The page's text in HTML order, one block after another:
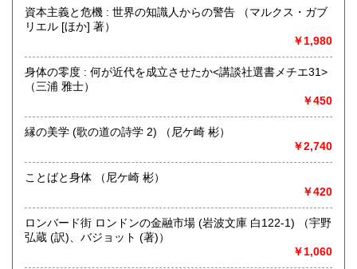
にお問い合わせください。出張費は、無料です。
哲学宗教、歴史、社会科学、自然科学、美術工芸、趣味、外
国書、サブカルチャー、古書一般（その他）
オールジャンル
資本主義と危機 : 世界の知識人からの警告 （マルクス・ガブ
リエル [ほか] 著）
￥1,980
身体の零度 : 何が近代を成立させたか<講談社選書メチエ31>
（三浦 雅士）
￥450
縁の美学 (歌の道の詩学 2) （尼ケ崎 彬）
￥2,740
ことばと身体 （尼ケ崎 彬）
￥420
ロンバード街 ロンドンの金融市場 (岩波文庫 白122-1) （宇野
弘蔵 (訳)、バジョット (著)）
￥1,060